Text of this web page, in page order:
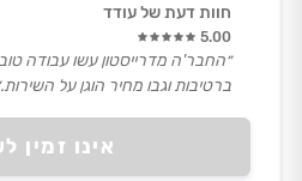
אינו זמין
חוות דעת של עודד
5.00
״החבר'ה מדרייסטון עשו עבודה
ברטיבות וגבו מחיר הוגן על